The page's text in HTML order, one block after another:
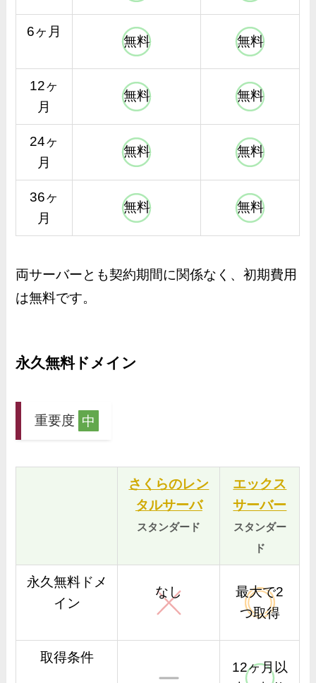
6ヶ月
無料 無料
12ヶ
月
無料 無料
24ヶ
月
無料 無料
36ヶ
月
無料 無料
両サーバーとも契約期間に関係なく、初期費用
は無料です。
永久無料ドメイン
重要度 中
さくらのレン
タルサーバ
スタンダード
エックス
サーバー
スタンダー
ド
永久無料ドメ
イン
なし
最大で2
つ取得
取得条件
12ヶ月以